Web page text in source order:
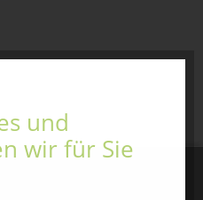
und
wir für Sie